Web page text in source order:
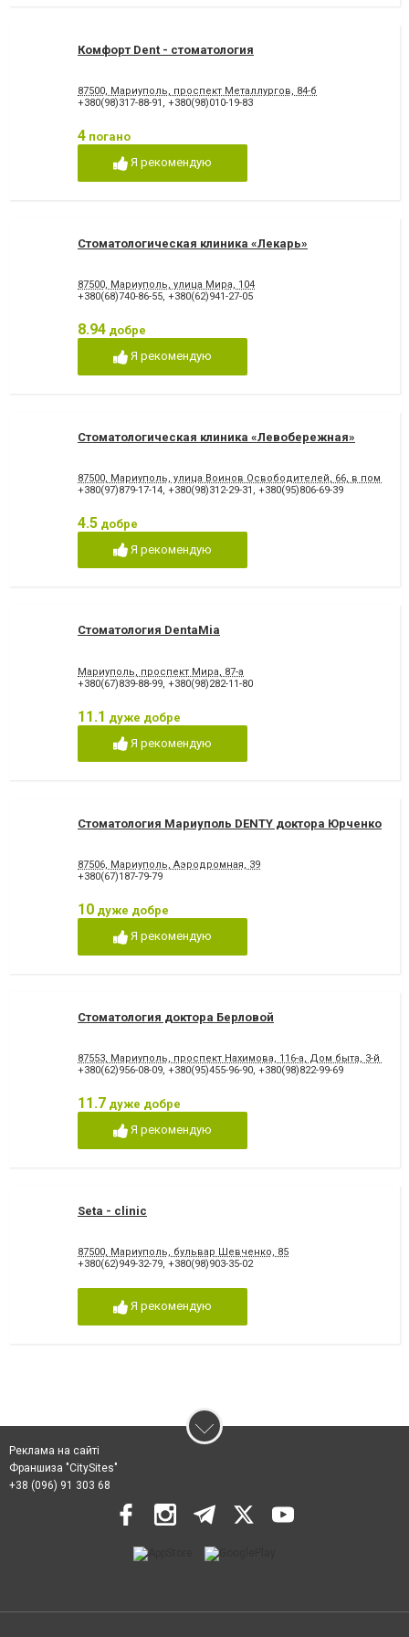
Комфорт Dent - стоматология
87500, Мариуполь, проспект Металлургов, 84-б
+380(98)317-88-91 , +380(98)010-19-83
4 погано
Я рекомендую
Стоматологическая клиника «Лекарь»
87500, Мариуполь, улица Мира, 104
+380(68)740-86-55, +380(62)941-27-05
8.94 добре
Я рекомендую
Стоматологическая клиника «Левобережная»
87500, Мариуполь, улица Воинов Освободителей, 66, в
+380(97)879-17-14, +380(98)312-29-31 , +380(95)806-69-39
4.5 добре
Я рекомендую
Стоматология DentaMia
Мариуполь, проспект Мира, 87-а
+380(67)839-88-99, +380(98)282-11-80
11.1 дуже добре
Я рекомендую
Стоматология Мариуполь DENTY доктора Юрченко
87506, Мариуполь, Аэродромная, 39
+380(67)187-79-79
10 дуже добре
Я рекомендую
Стоматология доктора Берловой
87553, Мариуполь, проспект Нахимова, 116-а, Дом быта, 3-й этаж
+380(62)956-08-09, +380(95)455-96-90, +380(98)822-99-69
11.7 дуже добре
Я рекомендую
Seta - сlinic
87500, Мариуполь, бульвар Шевченко, 85
+380(62)949-32-79, +380(98)903-35-02
Я рекомендую
Реклама на сайті
Франшиза "CitySites"
+38 (096) 91 303 68